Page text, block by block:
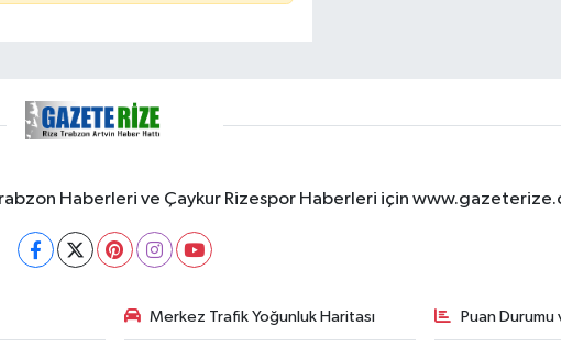
Haberleri ve Çaykur Rizespor Haberleri için
Merkez Trafik Yoğunluk Haritası Puan Durumu